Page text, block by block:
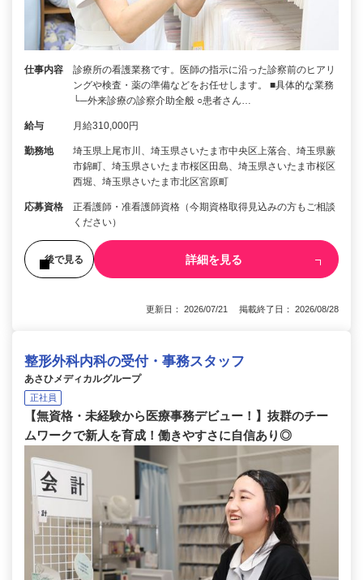
仕事内容
診療所の看護業務です。医師の指示に沿った診察前のヒアリ
ングや検査・薬の準備などをお任せします。 ■具体的な業務
└─外来診療の診察介助全般 ○患者さん…
給与 月給310,000円
勤務地
埼玉県上尾市川、埼玉県さいたま市中央区上落合、埼玉県蕨
市錦町、埼玉県さいたま市桜区田島、埼玉県さいたま市桜区
西堀、埼玉県さいたま市北区宮原町
応募資格
正看護師・准看護師資格（今期資格取得見込みの方もご相談
ください）
後で見る 詳細を見る
更新日： 2026/07/21 掲載終了日： 2026/08/28
整形外科内科の受付・事務スタッフ
あさひメディカルグループ
正社員
【無資格・未経験から医療事務デビュー！】抜群のチー
ムワークで新人を育成！働きやすさに自信あり◎